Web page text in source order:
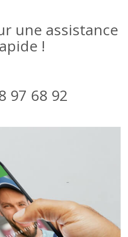
une assistance
!
97 68 92